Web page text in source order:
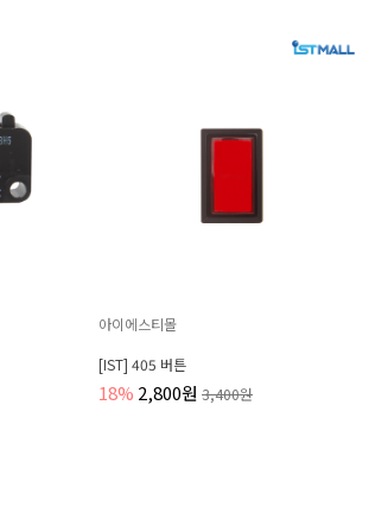
아이에스티몰
[IST] 405 버튼
18% 2,800원 3,400원